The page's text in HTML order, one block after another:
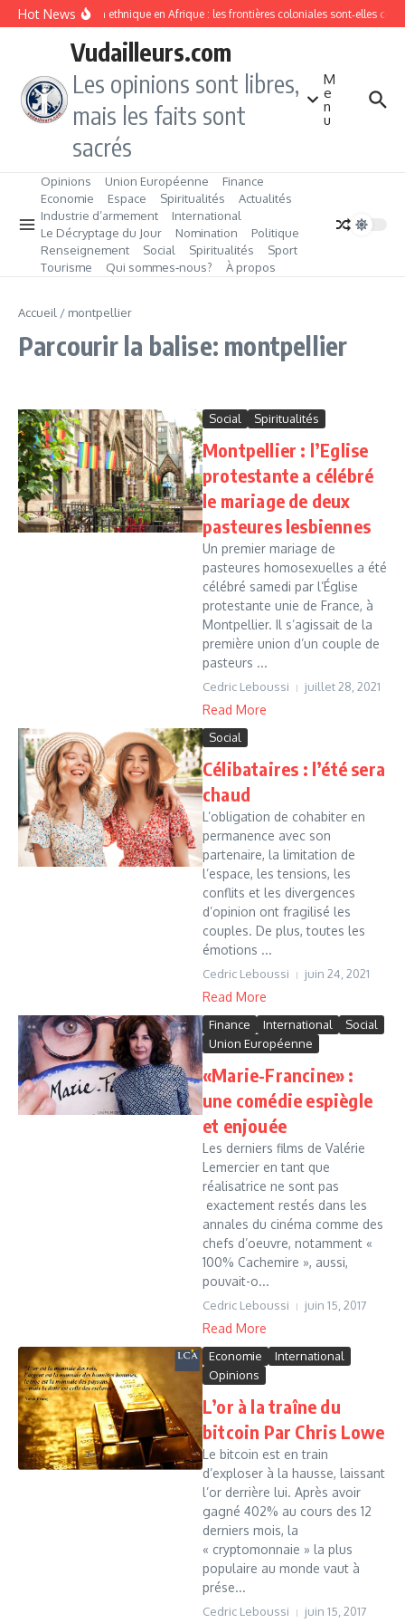
Aller au contenu
Hot NewsDivision ethnique en Afrique : les frontières coloniales sont‑elles
Vudailleurs.com
Les opinions sont libres,
mais les faits sont
sacrés
M
e
n
u
Opinions Union Européenne
Finance
Economie
Espace Spiritualités
Actualités
Industrie d’armement
International
Le Décryptage du Jour
Nomination
Politique
Renseignement
Social Spiritualités
Sport
Tourisme
Qui sommes‑nous? À propos
Accueil / montpellier
Parcourir la balise: montpellier
Social Spiritualités
Montpellier : l’Eglise
protestante a célébré
le mariage de deux
pasteures lesbiennes
Un premier mariage de
pasteures homosexuelles a été
célébré samedi par l’Église
protestante unie de France, à
Montpellier. Il s’agissait de la
première union d’un couple de
pasteurs ...
Cedric Leboussi juillet 28, 2021
Read More
Social
Célibataires : l’été sera
chaud
L’obligation de cohabiter en
permanence avec son
partenaire, la limitation de
l’espace, les tensions, les
conflits et les divergences
d’opinion ont fragilisé les
couples. De plus, toutes les
émotions ...
Cedric Leboussi juin 24, 2021
Read More
Finance International
Social
Union Européenne
«Marie-Francine» :
une comédie espiègle
et enjouée
Les derniers films de Valérie
Lemercier en tant que
réalisatrice ne sont pas
exactement restés dans les
annales du cinéma comme des
chefs d’oeuvre, notamment «
100% Cachemire », aussi,
pouvait-o...
Cedric Leboussi juin 15, 2017
Read More
Economie
International
Opinions
L’or à la traîne du
bitcoin Par Chris Lowe
Le bitcoin est en train
d’exploser à la hausse, laissant
l’or derrière lui. Après avoir
gagné 402% au cours des 12
derniers mois, la
« cryptomonnaie » la plus
populaire au monde vaut à
prése...
Cedric Leboussi juin 15, 2017